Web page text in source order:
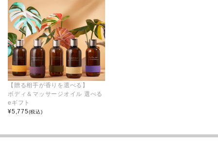
【贈る相手が香りを選べる】
ボディ＆マッサージオイル 選べる
eギフト
¥5,775(税込)